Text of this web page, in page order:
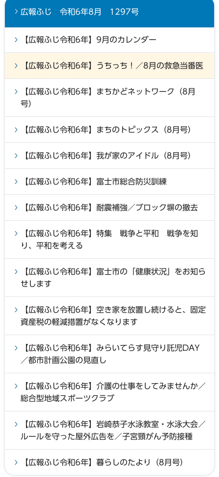
広報ふじ 令和6年8月 1297号
【広報ふじ令和6年】9月のカレンダー
【広報ふじ令和6年】うちっち！／8月の救急当番医
【広報ふじ令和6年】まちかどネットワーク（8月
号）
【広報ふじ令和6年】まちのトピックス（8月号）
【広報ふじ令和6年】我が家のアイドル（8月号）
【広報ふじ令和6年】富士市総合防災訓練
【広報ふじ令和6年】耐震補強／ブロック塀の撤去
【広報ふじ令和6年】特集 戦争と平和 戦争を知
り、平和を考える
【広報ふじ令和6年】富士市の「健康状況」をお知ら
せします
【広報ふじ令和6年】空き家を放置し続けると、固定
資産税の軽減措置がなくなります
【広報ふじ令和6年】みらいてらす見守り託児DAY
／都市計画公園の見直し
【広報ふじ令和6年】介護の仕事をしてみませんか／
総合型地域スポーツクラブ
【広報ふじ令和6年】岩崎恭子水泳教室・水泳大会／
ルールを守った屋外広告を／子宮頸がん予防接種
【広報ふじ令和6年】暮らしのたより（8月号）